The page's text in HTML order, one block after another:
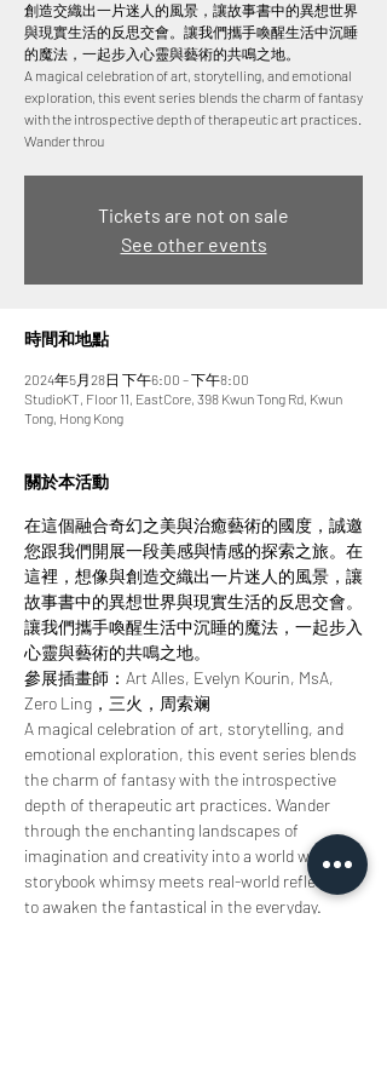
創造交織出一片迷人的風景，讓故事書中的異想世界
與現實生活的反思交會。讓我們攜手喚醒生活中沉睡
的魔法，一起步入心靈與藝術的共鳴之地。
A magical celebration of art, storytelling, and emotional
exploration, this event series blends the charm of fantasy
with the introspective depth of therapeutic art practices.
Wander throu
Tickets are not on sale
See other events
時間和地點
2024年5月28日 下午6:00 – 下午8:00
StudioKT, Floor 11, EastCore, 398 Kwun Tong Rd, Kwun
Tong, Hong Kong
關於本活動
在這個融合奇幻之美與治癒藝術的國度，誠邀
您跟我們開展一段美感與情感的探索之旅。在
這裡，想像與創造交織出一片迷人的風景，讓
故事書中的異想世界與現實生活的反思交會。
讓我們攜手喚醒生活中沉睡的魔法，一起步入
心靈與藝術的共鳴之地。
參展插畫師：Art Alles, Evelyn Kourin, MsA,
Zero Ling，三火，周索斓
A magical celebration of art, storytelling, and
emotional exploration, this event series blends
the charm of fantasy with the introspective
depth of therapeutic art practices. Wander
through the enchanting landscapes of
imagination and creativity into a world where
storybook whimsy meets real-world reflection
to awaken the fantastical in the everyday.